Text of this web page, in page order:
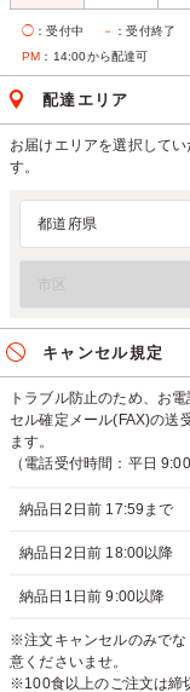
◯ ：受付中 － ：受付終了
PM ：14:00から配達可
配達エリア
お届けエリアを選択して
す。
キャンセル規定
トラブル防止のため、お
セル確定メール(FAX)の送
ます。
（電話受付時間：平日
納品日2日前 17:59まで
納品日2日前 18:00以降
納品日1日前 9:00以降
※注文キャンセルのみでな
意くださいませ。
※100食以上のご注文は締